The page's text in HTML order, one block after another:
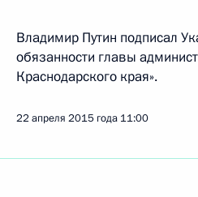
Владимир Путин подписал
обязанности главы
Краснодарского края».
22 апреля 2015 года 11:00